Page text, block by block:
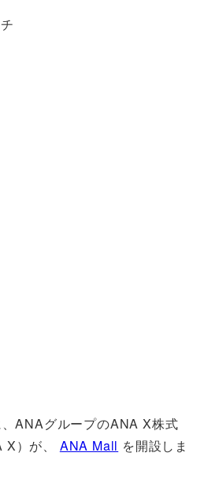
ANAグループのANA X株式
）が、 ANA Mall を開設しま